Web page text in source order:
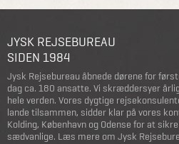
JYSK REJSEBUREAU
SIDEN 1984
Jysk Rejsebureau åbnede dørene for
dag ca. 180 ansatte. Vi skræddersyer
hele verden. Vores dygtige
lande tilsammen, sidder klar på vores
Kolding, København og Odense for at
sædvanlige. Læs mere om Jysk